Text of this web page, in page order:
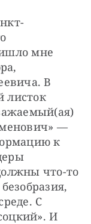
мне
В
листок
—
к
что-то
С
И